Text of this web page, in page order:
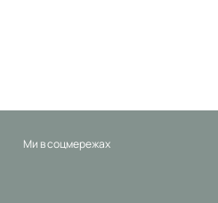
Ми в соцмережах